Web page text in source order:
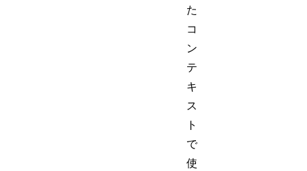
た
コ
ン
テ
キ
ス
ト
で
使